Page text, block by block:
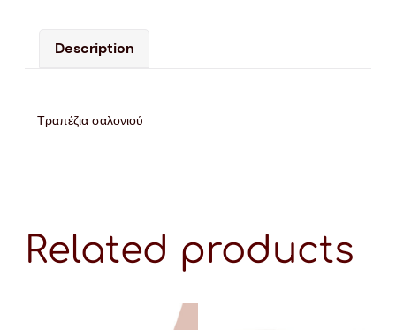
Description
Τραπέζια σαλονιού
Related products